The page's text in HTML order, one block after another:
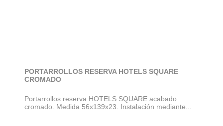
PORTARROLLOS RESERVA HOTELS SQUARE
CROMADO
Portarrollos reserva HOTELS SQUARE acabado
cromado. Medida 56x139x23. Instalación mediante...